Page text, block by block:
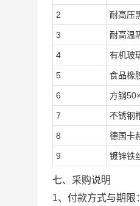
2 耐高压
3 耐高温
4 有机玻
5 食品橡
6 方钢
7 不锈钢
8 德国卡
9 镀锌铁
七、采购说明
1、付款方式与期限